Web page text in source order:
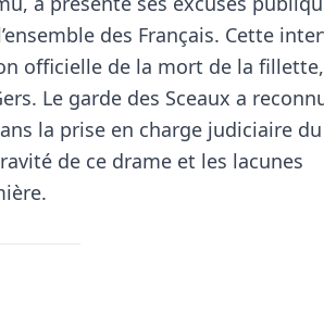
des Français. Cette
officielle de la mort de la
Le garde des Sceaux a
la prise en charge judiciaire
de ce drame et les lacunes